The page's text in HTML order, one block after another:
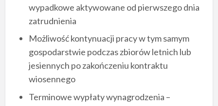
wypadkowe aktywowane od pierwszego dnia
zatrudnienia
Możliwość kontynuacji pracy w tym samym
gospodarstwie podczas zbiorów letnich lub
jesiennych po zakończeniu kontraktu
wiosennego
Terminowe wypłaty wynagrodzenia –